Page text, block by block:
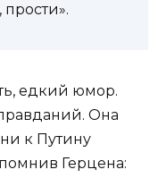
едкий юмор.
Она
к Путину
Герцена: